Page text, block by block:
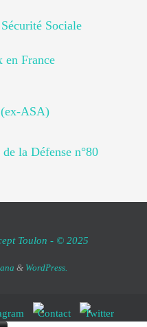
Sociale
en France
ASA)
la Défense n°80
Toulon - © 2025
& WordPress.